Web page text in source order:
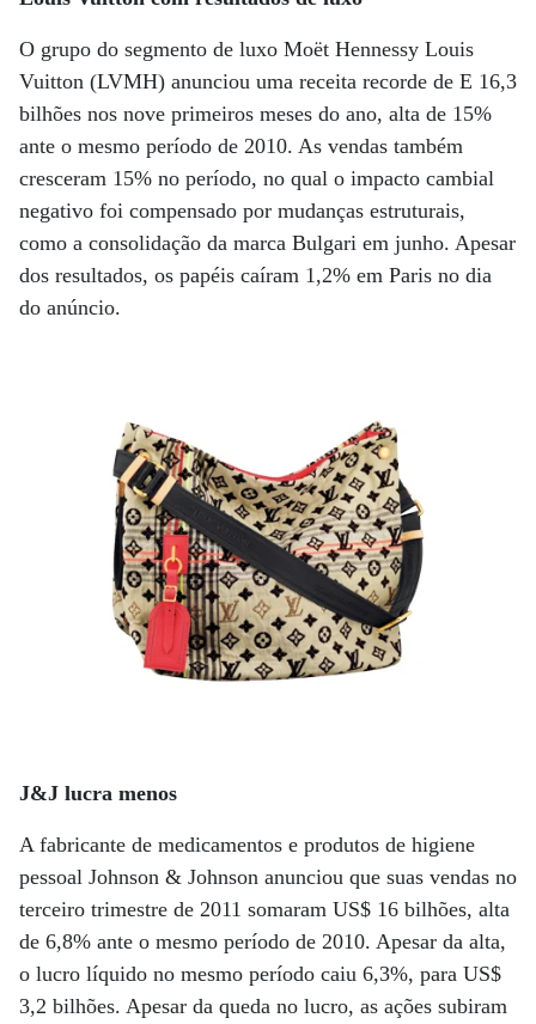
O grupo do segmento de luxo Moët Hennessy Louis
Vuitton (LVMH) anunciou uma receita recorde de E 16,3
bilhões nos nove primeiros meses do ano, alta de 15%
ante o mesmo período de 2010. As vendas também
cresceram 15% no período, no qual o impacto cambial
negativo foi compensado por mudanças estruturais,
como a consolidação da marca Bulgari em junho. Apesar
dos resultados, os papéis caíram 1,2% em Paris no dia
do anúncio.
J&J lucra menos
A fabricante de medicamentos e produtos de higiene
pessoal Johnson & Johnson anunciou que suas vendas no
terceiro trimestre de 2011 somaram US$ 16 bilhões, alta
de 6,8% ante o mesmo período de 2010. Apesar da alta,
o lucro líquido no mesmo período caiu 6,3%, para US$
3,2 bilhões. Apesar da queda no lucro, as ações subiram